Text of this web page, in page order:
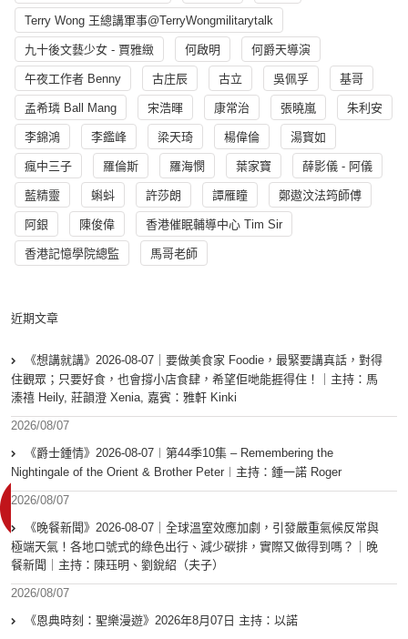
Terry Wong 王總講軍事@TerryWongmilitarytalk
九十後文藝少女 - 賈雅緻 何啟明 何爵天導演
午夜工作者 Benny 古庄辰 古立 吳佩孚 基哥
孟希璘 Ball Mang 宋浩暉 康常治 張曉嵐 朱利安
李錦鴻 李鑑峰 梁天琦 楊偉倫 湯寳如
瘋中三子 羅倫斯 羅海憫 葉家寶 薛影儀 - 阿儀
藍精靈 蝌蚪 許莎朗 譚雁瞳 鄭遨汶法筠師傅
阿銀 陳俊偉 香港催眠輔導中心 Tim Sir
香港記憶學院總監 馬哥老師
近期文章
《想講就講》2026-08-07｜要做美食家 Foodie，最緊要講真話，對得
住觀眾；只要好食，也會撐小店食肆，希望佢哋能捱得住！｜主持：馬
溱禧 Heily, 莊韻澄 Xenia, 嘉賓：雅軒 Kinki
2026/08/07
《爵士鍾情》2026-08-07︱第44季10集 – Remembering the
Nightingale of the Orient & Brother Peter︱主持：鍾一諾 Roger
2026/08/07
《晚餐新聞》2026-08-07｜全球溫室效應加劇，引發嚴重氣候反常與
極端天氣！各地口號式的綠色出行、減少碳排，實際又做得到嗎？｜晚
餐新聞｜主持：陳珏明、劉銳紹（夫子）
2026/08/07
《恩典時刻：聖樂漫遊》2026年8月07日 主持：以諾